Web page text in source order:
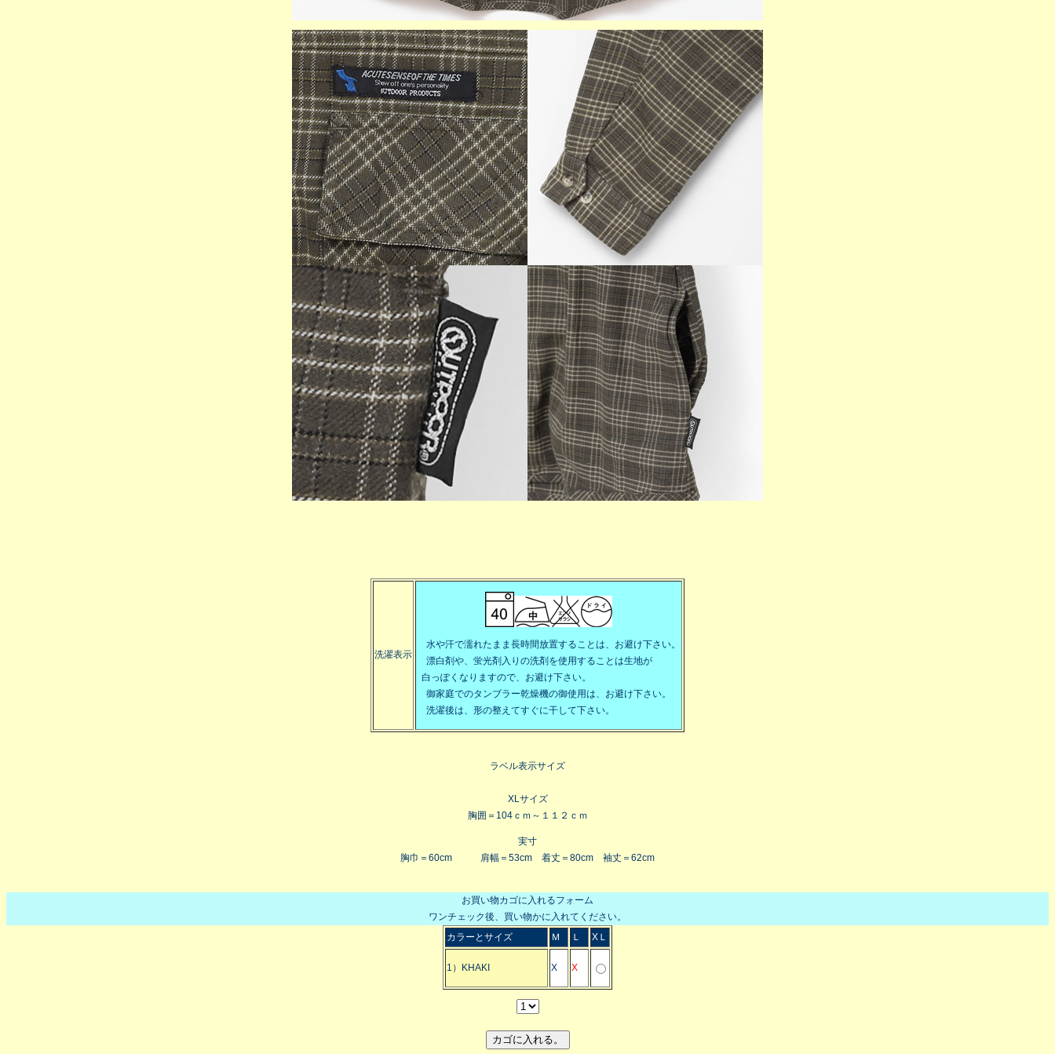
洗濯表示
水や汗で濡れたまま長時間放置することは、お避け下さい。
漂白剤や、蛍光剤入りの洗剤を使用することは生地が
白っぽくなりますので、お避け下さい。
御家庭でのタンブラー乾燥機の御使用は、お避け下さい。
洗濯後は、形の整えてすぐに干して下さい。
ラベル表示サイズ
XLサイズ
胸囲＝104ｃｍ～１１２ｃｍ
実寸
胸巾＝60cm 肩幅＝53cm 着丈＝80cm 袖丈＝62cm
お買い物カゴに入れるフォーム
ワンチェック後、買い物かに入れてください。
カラーとサイズ
Ｍ Ｌ XＬ
1）KHAKI X X